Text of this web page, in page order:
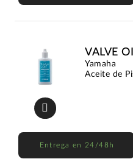
VALVE
Yamaha
Aceite de
Entrega en 24/48h